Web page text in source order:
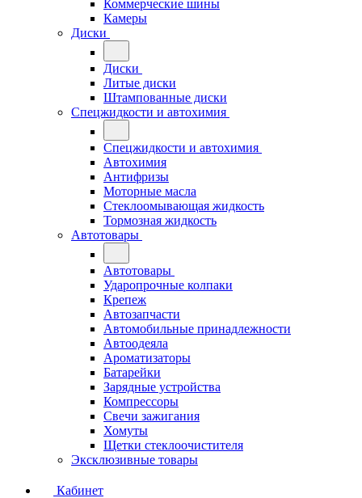
Коммерческие шины
Камеры
Диски
Диски
Литые диски
Штампованные диски
Спецжидкости и автохимия
Спецжидкости и автохимия
Автохимия
Антифризы
Моторные масла
Стеклоомывающая жидкость
Тормозная жидкость
Автотовары
Автотовары
Ударопрочные колпаки
Крепеж
Автозапчасти
Автомобильные принадлежности
Автоодеяла
Ароматизаторы
Батарейки
Зарядные устройства
Компрессоры
Свечи зажигания
Хомуты
Щетки стеклоочистителя
Эксклюзивные товары
Кабинет